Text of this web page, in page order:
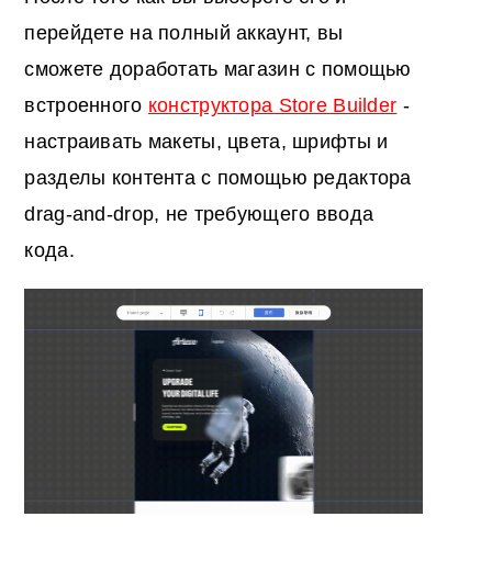
перейдете на полный аккаунт, вы
сможете доработать магазин с помощью
встроенного конструктора Store Builder -
настраивать макеты, цвета, шрифты и
разделы контента с помощью редактора
drag-and-drop, не требующего ввода
кода.